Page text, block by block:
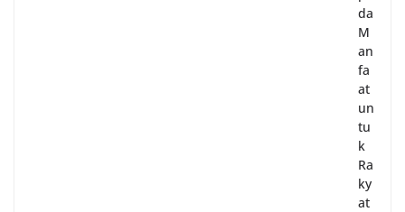
da
M
an
fa
at
un
tu
k
Ra
ky
at